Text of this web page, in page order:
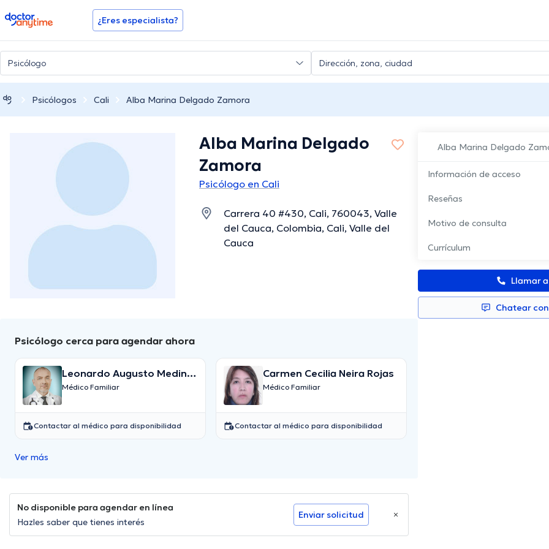
doctoranytime ¿Eres especialista?
Psicólogos Cali Alba Marina Delgado Zamora
Alba Marina Delgado
Información de acceso
Reseñas
Motivo de consulta
Currículum
Llamar
Chatear
Alba Marina Delgado
Zamora
Psicólogo en Cali
Carrera 40 #430, Cali, 760043, Valle
del Cauca, Colombia, Cali, Valle del
Cauca
Psicólogo cerca para agendar ahora
Leonardo Augusto Medina
Ospina
Médico Familiar
Contactar al médico para disponibilidad
Carmen Cecilia Neira Rojas
Médico Familiar
Contactar al médico para disponibilidad
Ver más
No disponible para agendar en línea
Hazles saber que tienes interés
Enviar solicitud